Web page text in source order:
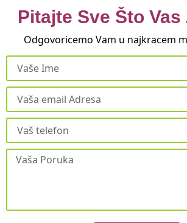
Pitajte Sve Što Vas
Odgovoricemo Vam u najkracem